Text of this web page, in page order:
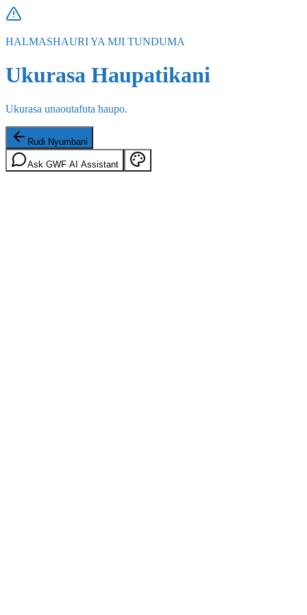
HALMASHAURI YA MJI TUNDUMA
Ukurasa Haupatikani
Ukurasa unaoutafuta haupo.
Rudi Nyumbani
Ask GWF AI Assistant